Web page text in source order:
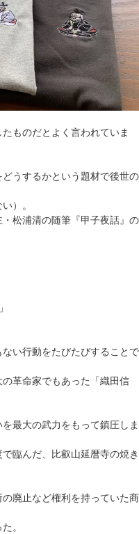
ものだとよく言われていま
うするかという題材で後世の
）。
松浦清の随筆『甲子夜話』の
い行動をたびたびすることで
革命家でもあった「織田信
最大の武力をもって鎮圧しま
臨んだ、比叡山延暦寺の焼き
廃止など権利を持っていた商
。